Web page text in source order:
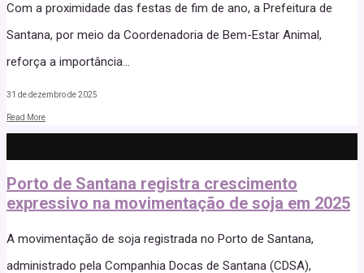
Com a proximidade das festas de fim de ano, a Prefeitura de
Santana, por meio da Coordenadoria de Bem-Estar Animal,
reforça a importância...
31 de dezembro de 2025
Read More
Porto de Santana registra crescimento
expressivo na movimentação de soja em 2025
A movimentação de soja registrada no Porto de Santana,
administrado pela Companhia Docas de Santana (CDSA),